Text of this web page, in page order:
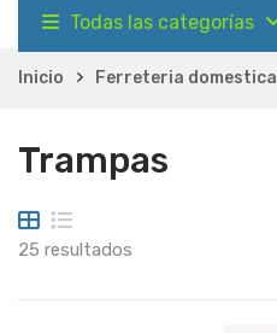
Todas las categorías
Inicio Ferreteria domestica
Trampas
25 resultados